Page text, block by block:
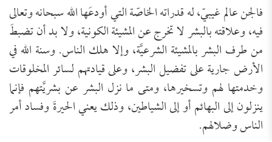
فالجن عالم غيبيّ، له قدراته الخاصّة التي أودعَها الله سبحانه وتعالى
فيه، وعلاقته بالبشر لا تخرج عن المشيئة الكونية، ولا بد أن تضبطَ
من طرف البشر بالمشيئة الشرعيَّة، وإلا هلك الناس. وسنة الله في
الأرض جارية على تفضيل البشر، وعلى قيادتهم لسائر المخلوقات
وخدمتها لهم وتسخيرها، ومتى ما نزل البشر عن بشريَّتهم فإنما
ينزلون إلى البهائم أو إلى الشياطين، وذلك يعني الحيرةَ وفساد أمر
الناس وضلالهم.